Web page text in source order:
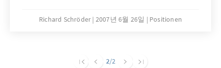
Unterscheidung von
Richard Schröder 2007년 6월 26일 Positionen
2/2